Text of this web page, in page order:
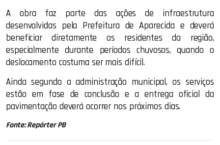
A obra faz parte das ações de infraestrutura
desenvolvidas pela Prefeitura deAparecida e deverá
beneficiar diretamente os residentes da região,
especialmente durante períodos chuvosos, quando o
deslocamento costuma ser mais difícil.
Ainda segundo a administração municipal, os serviços
estão em fase de conclusão e a entrega oficial da
pavimentação deverá ocorrer nos próximos dias.
Fonte: Repórter PB